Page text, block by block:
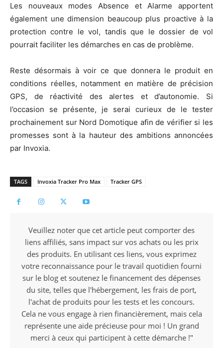
Les nouveaux modes Absence et Alarme apportent
également une dimension beaucoup plus proactive à la
protection contre le vol, tandis que le dossier de vol
pourrait faciliter les démarches en cas de problème.
Reste désormais à voir ce que donnera le produit en
conditions réelles, notamment en matière de précision
GPS, de réactivité des alertes et d’autonomie. Si
l’occasion se présente, je serai curieux de le tester
prochainement sur Nord Domotique afin de vérifier si les
promesses sont à la hauteur des ambitions annoncées
par Invoxia.
TAGS Invoxia Tracker Pro Max Tracker GPS
Veuillez noter que cet article peut comporter des
liens affiliés, sans impact sur vos achats ou les prix
des produits. En utilisant ces liens, vous exprimez
votre reconnaissance pour le travail quotidien fourni
sur le blog et soutenez le financement des dépenses
du site, telles que l'hébergement, les frais de port,
l'achat de produits pour les tests et les concours.
Cela ne vous engage à rien financièrement, mais cela
représente une aide précieuse pour moi ! Un grand
merci à ceux qui participent à cette démarche !"